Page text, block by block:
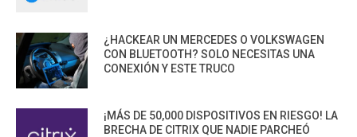
¿HACKEAR UN MERCEDES O VOLKSWAGEN
CON BLUETOOTH? SOLO NECESITAS UNA
CONEXIÓN Y ESTE TRUCO
¡MÁS DE 50,000 DISPOSITIVOS EN RIESGO! LA
BRECHA DE CITRIX QUE NADIE PARCHEÓ